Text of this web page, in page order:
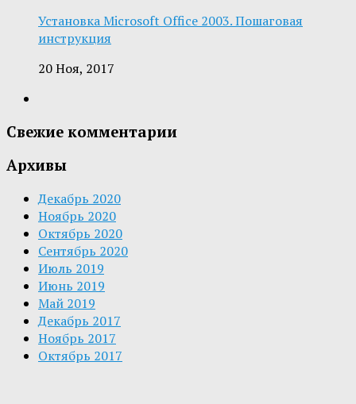
Установка Microsoft Office 2003. Пошаговая
инструкция
20 Ноя, 2017
Свежие комментарии
Архивы
Декабрь 2020
Ноябрь 2020
Октябрь 2020
Сентябрь 2020
Июль 2019
Июнь 2019
Май 2019
Декабрь 2017
Ноябрь 2017
Октябрь 2017